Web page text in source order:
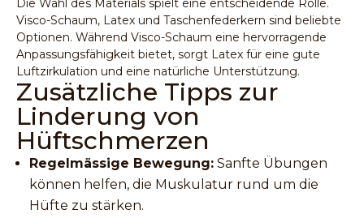
Die Wahl des Materials spielt eine entscheidende Rolle.
Visco-Schaum, Latex und Taschenfederkern sind beliebte
Optionen. Während Visco-Schaum eine hervorragende
Anpassungsfähigkeit bietet, sorgt Latex für eine gute
Luftzirkulation und eine natürliche Unterstützung.
Zusätzliche Tipps zur
Linderung von
Hüftschmerzen
Regelmässige Bewegung: Sanfte Übungen
können helfen, die Muskulatur rund um die
Hüfte zu stärken.